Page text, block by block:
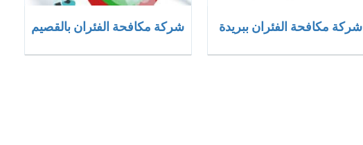
شركة مكافحة الفئران ببريدة
شركة مكافحة الفئران بالقصيم